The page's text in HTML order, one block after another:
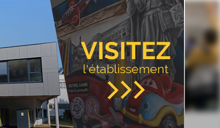
VISITEZ
l'établissement